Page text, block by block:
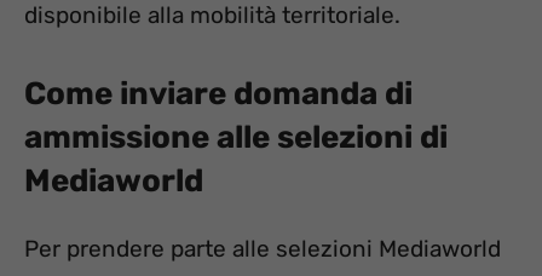
disponibile alla mobilità territoriale.
Come inviare domanda di
ammissione alle selezioni di
Mediaworld
Per prendere parte alle selezioni Mediaworld